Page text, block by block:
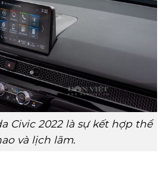
Civic 2022 là sự kết hợp thể
và lịch lãm.